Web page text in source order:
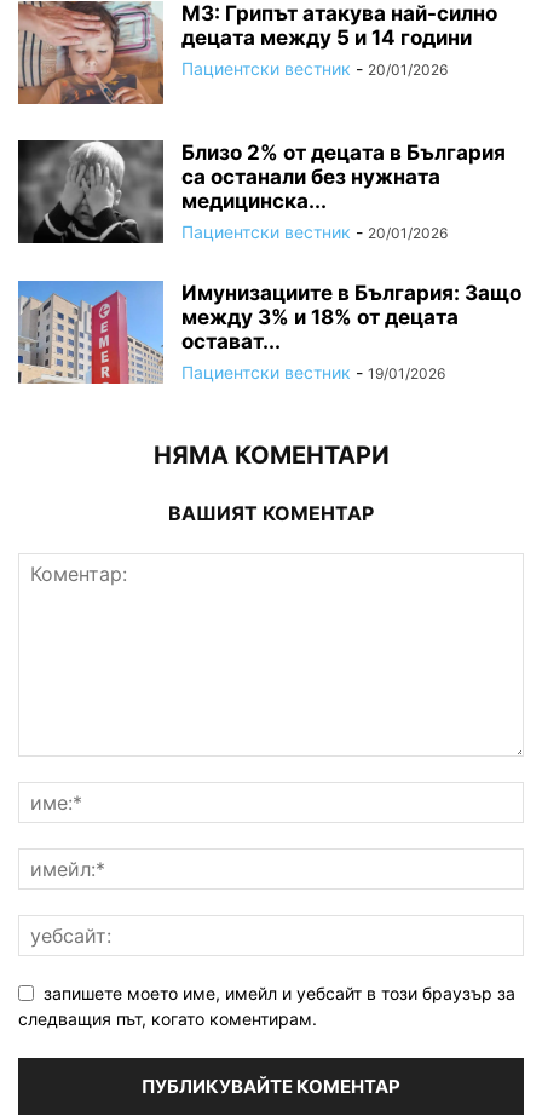
МЗ: Грипът атакува най-силно
децата между 5 и 14 години
Пациентски вестник - 20/01/2026
Близо 2% от децата в България
са останали без нужната
медицинска...
Пациентски вестник - 20/01/2026
Имунизациите в България: Защо
между 3% и 18% от децата
остават...
Пациентски вестник - 19/01/2026
НЯМА КОМЕНТАРИ
ВАШИЯТ КОМЕНТАР
запишете моето име, имейл и уебсайт в този браузър за
следващия път, когато коментирам.